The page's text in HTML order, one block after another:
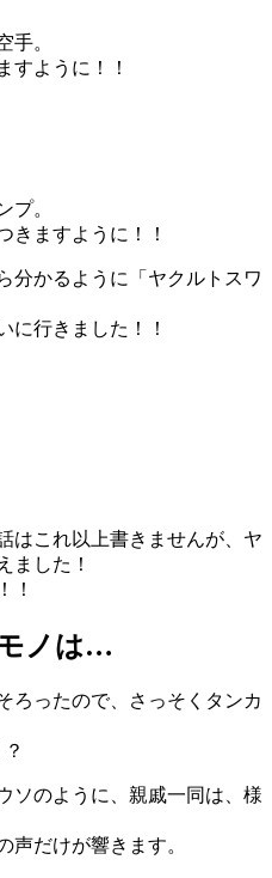
手。
すように！！
プ。
きますように！！
分かるように「ヤクルトスワ
に行きました！！
はこれ以上書きませんが、ヤ
ました！
！
ノは…
ろったので、さっそくタンカ
ソのように、親戚一同は、様
声だけが響きます。